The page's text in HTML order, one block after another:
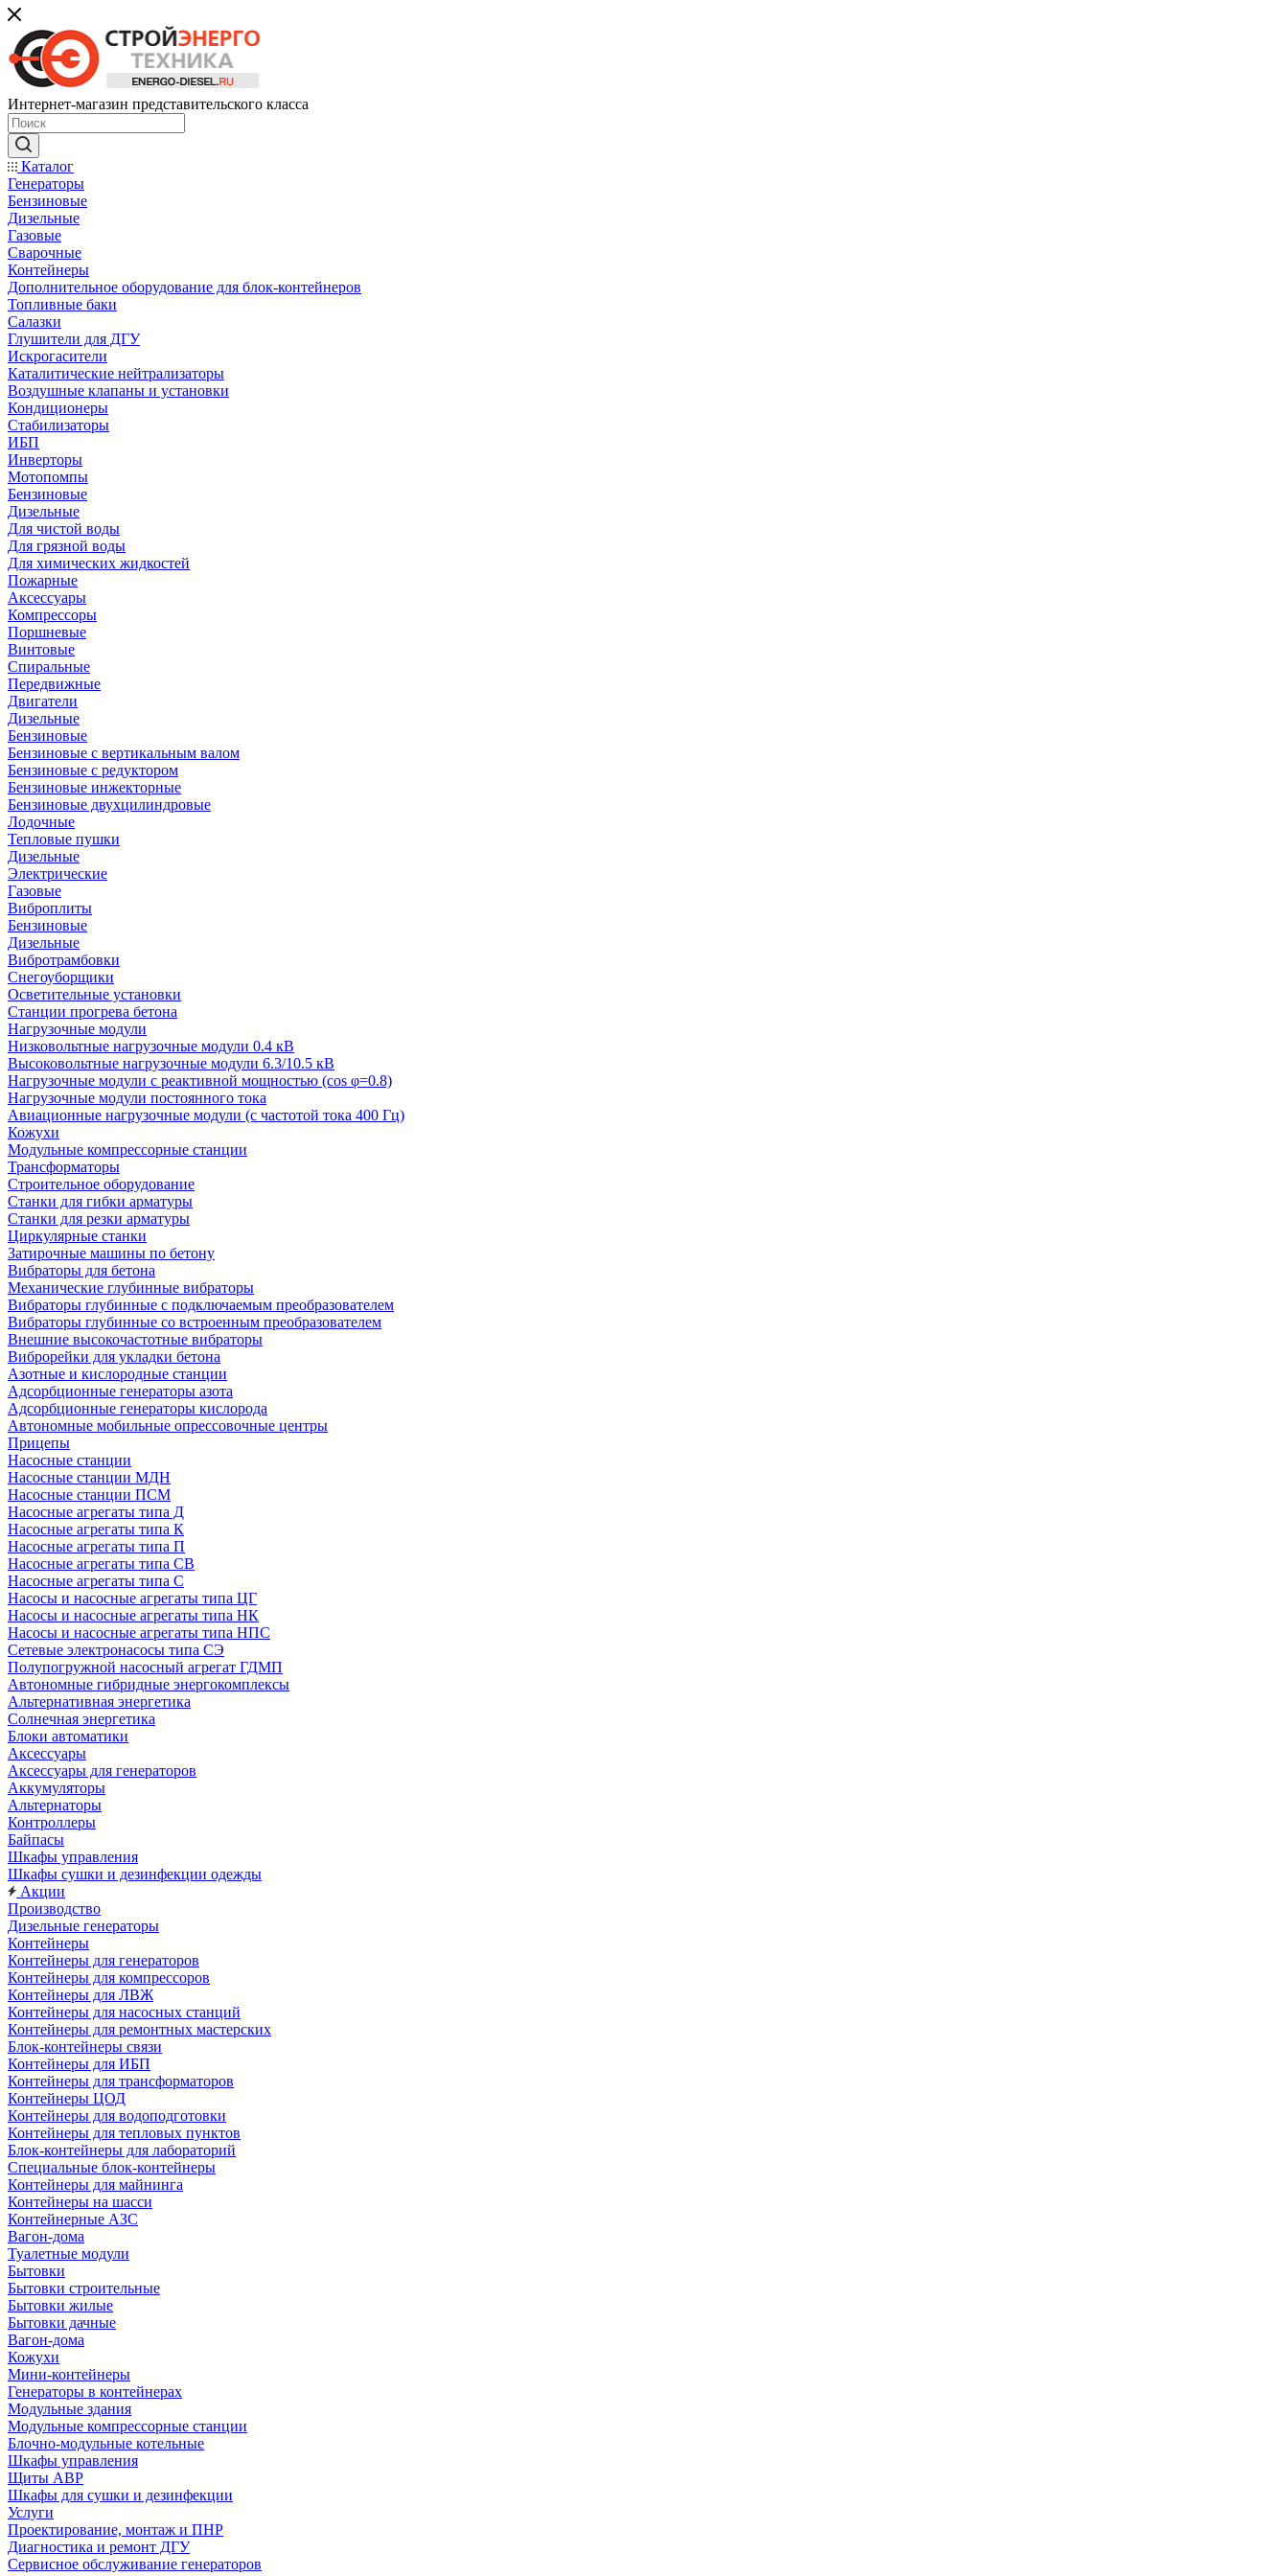
Интернет-магазин представительского класса
Каталог
Генераторы
Бензиновые
Дизельные
Газовые
Сварочные
Контейнеры
Дополнительное оборудование для блок-контейнеров
Топливные баки
Салазки
Глушители для ДГУ
Искрогасители
Каталитические нейтрализаторы
Воздушные клапаны и установки
Кондиционеры
Стабилизаторы
ИБП
Инверторы
Мотопомпы
Бензиновые
Дизельные
Для чистой воды
Для грязной воды
Для химических жидкостей
Пожарные
Аксессуары
Компрессоры
Поршневые
Винтовые
Спиральные
Передвижные
Двигатели
Дизельные
Бензиновые
Бензиновые с вертикальным валом
Бензиновые с редуктором
Бензиновые инжекторные
Бензиновые двухцилиндровые
Лодочные
Тепловые пушки
Дизельные
Электрические
Газовые
Виброплиты
Бензиновые
Дизельные
Вибротрамбовки
Снегоуборщики
Осветительные установки
Станции прогрева бетона
Нагрузочные модули
Низковольтные нагрузочные модули 0.4 кВ
Высоковольтные нагрузочные модули 6.3/10.5 кВ
Нагрузочные модули с реактивной мощностью (cos φ=0.8)
Нагрузочные модули постоянного тока
Авиационные нагрузочные модули (с частотой тока 400 Гц)
Кожухи
Модульные компрессорные станции
Трансформаторы
Строительное оборудование
Станки для гибки арматуры
Станки для резки арматуры
Циркулярные станки
Затирочные машины по бетону
Вибраторы для бетона
Механические глубинные вибраторы
Вибраторы глубинные с подключаемым преобразователем
Вибраторы глубинные со встроенным преобразователем
Внешние высокочастотные вибраторы
Виброрейки для укладки бетона
Азотные и кислородные станции
Адсорбционные генераторы азота
Адсорбционные генераторы кислорода
Автономные мобильные опрессовочные центры
Прицепы
Насосные станции
Насосные станции МДН
Насосные станции ПСМ
Насосные агрегаты типа Д
Насосные агрегаты типа К
Насосные агрегаты типа П
Насосные агрегаты типа СВ
Насосные агрегаты типа С
Насосы и насосные агрегаты типа ЦГ
Насосы и насосные агрегаты типа НК
Насосы и насосные агрегаты типа НПС
Сетевые электронасосы типа СЭ
Полупогружной насосный агрегат ГДМП
Автономные гибридные энергокомплексы
Альтернативная энергетика
Солнечная энергетика
Блоки автоматики
Аксессуары
Аксессуары для генераторов
Аккумуляторы
Альтернаторы
Контроллеры
Байпасы
Шкафы управления
Шкафы сушки и дезинфекции одежды
Акции
Производство
Дизельные генераторы
Контейнеры
Контейнеры для генераторов
Контейнеры для компрессоров
Контейнеры для ЛВЖ
Контейнеры для насосных станций
Контейнеры для ремонтных мастерских
Блок-контейнеры связи
Контейнеры для ИБП
Контейнеры для трансформаторов
Контейнеры ЦОД
Контейнеры для водоподготовки
Контейнеры для тепловых пунктов
Блок-контейнеры для лабораторий
Специальные блок-контейнеры
Контейнеры для майнинга
Контейнеры на шасси
Контейнерные АЗС
Вагон-дома
Туалетные модули
Бытовки
Бытовки строительные
Бытовки жилые
Бытовки дачные
Вагон-дома
Кожухи
Мини-контейнеры
Генераторы в контейнерах
Модульные здания
Модульные компрессорные станции
Блочно-модульные котельные
Шкафы управления
Щиты АВР
Шкафы для сушки и дезинфекции
Услуги
Проектирование, монтаж и ПНР
Диагностика и ремонт ДГУ
Сервисное обслуживание генераторов